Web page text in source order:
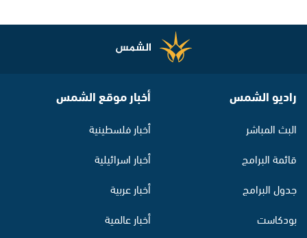
راديو الشمس
البث المباشر
قائمة البرامج
جدول البرامج
بودكاست
أخبار موقع الشمس
أخبار فلسطينية
أخبار اسرائيلية
أخبار عربية
أخبار عالمية